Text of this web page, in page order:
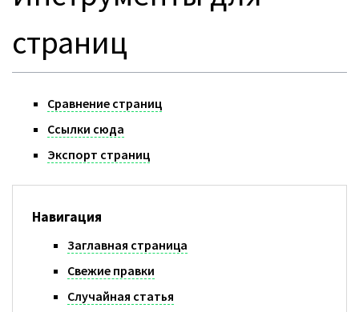
страниц
Сравнение страниц
Ссылки сюда
Экспорт страниц
Навигация
Заглавная страница
Свежие правки
Случайная статья